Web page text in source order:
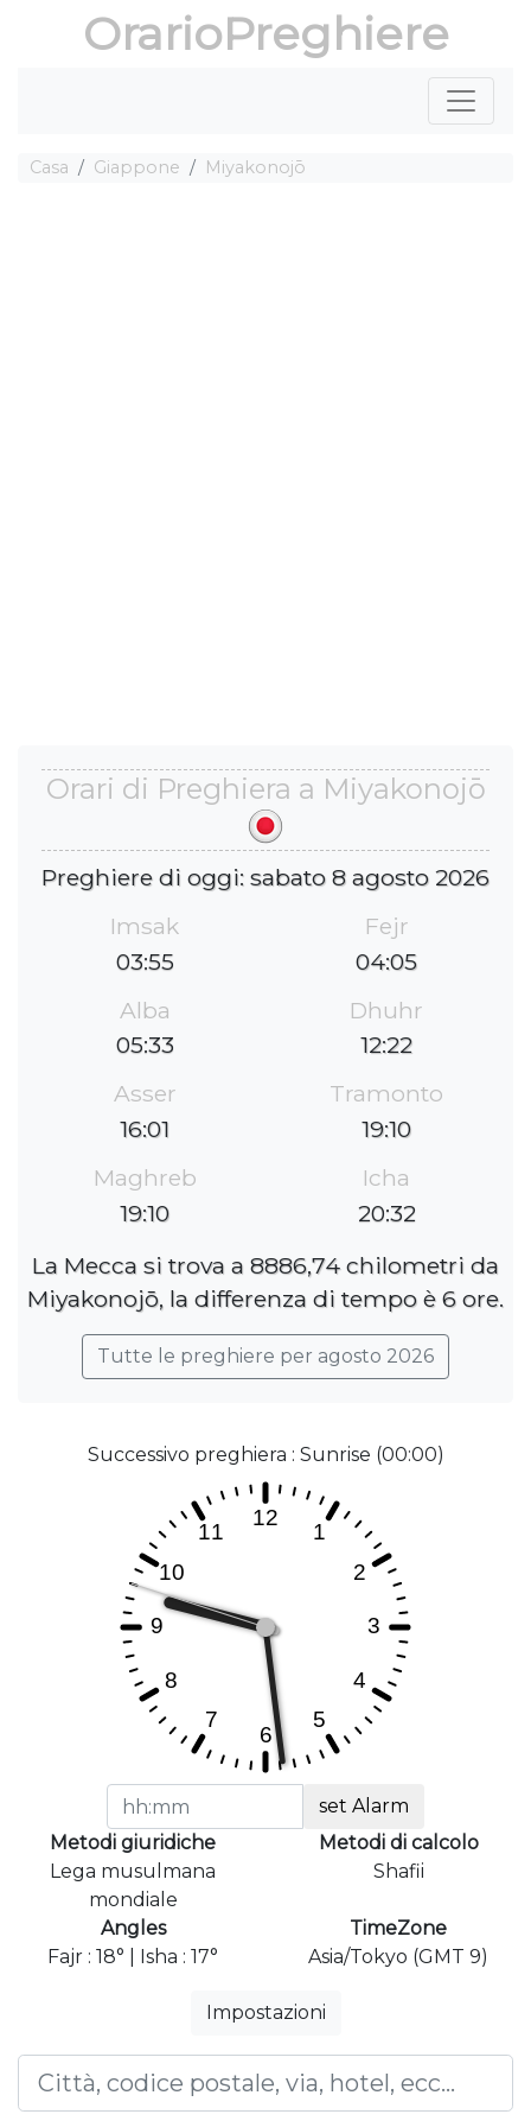
OrarioPreghiere
Casa Giappone Miyakonojō
Orari di Preghiera a Miyakonojō
Preghiere di oggi: sabato 8 agosto 2026
Imsak
03:55
Fejr
04:05
Alba
05:33
Dhuhr
12:22
Asser
16:01
Tramonto
19:10
Maghreb
19:10
Icha
20:32
La Mecca si trova a 8886,74 chilometri da
Miyakonojō, la differenza di tempo è 6 ore.
Tutte le preghiere per agosto 2026
Successivo preghiera : Sunrise (00:00)
set Alarm
Metodi giuridiche
Lega musulmana
mondiale
Metodi di calcolo
Shafii
Angles
Fajr : 18° | Isha : 17°
TimeZone
Asia/Tokyo (GMT 9)
Impostazioni